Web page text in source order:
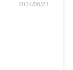
2024/06/23